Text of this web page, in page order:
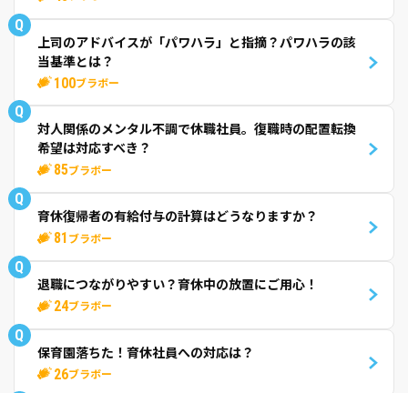
Q
上司のアドバイスが「パワハラ」と指摘？パワハラの該
当基準とは？
100ブラボー
Q
対人関係のメンタル不調で休職社員。復職時の配置転換
希望は対応すべき？
85ブラボー
Q
育休復帰者の有給付与の計算はどうなりますか？
81 ブラボー
Q
退職につながりやすい？育休中の放置にご用心！
24ブラボー
Q
保育園落ちた！育休社員への対応は？
26ブラボー